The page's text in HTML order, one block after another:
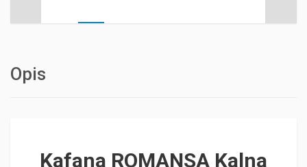
Opis
Kafana ROMANSA Kalna